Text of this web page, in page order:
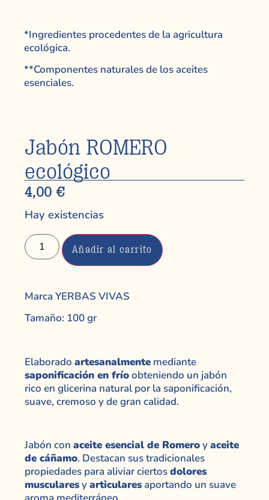
*Ingredientes procedentes de la agricultura
ecológica.
**Componentes naturales de los aceites
esenciales.
Jabón ROMERO
ecológico
4,00 €
Hay existencias
Añadir al carrito
Marca YERBAS VIVAS
Tamaño: 100 gr
Elaborado artesanalmente mediante
saponificación en fríoobteniendo un jabón
rico en glicerina natural por la saponificación,
suave, cremoso y de gran calidad.
Jabón con aceite esencial de Romeroyaceite
de cáñamo. Destacan sus tradicionales
propiedades para aliviar ciertosdolores
muscularesyarticularesaportando un suave